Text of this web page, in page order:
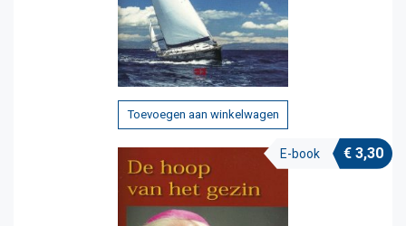
Toevoegen aan winkelwagen
E-book € 3,30